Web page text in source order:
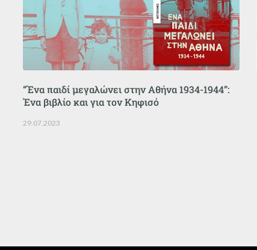
“Ένα παιδί μεγαλώνει στην Αθήνα 1934-1944”:
Ένα βιβλίο και για τον Κηφισό
29.07.2023